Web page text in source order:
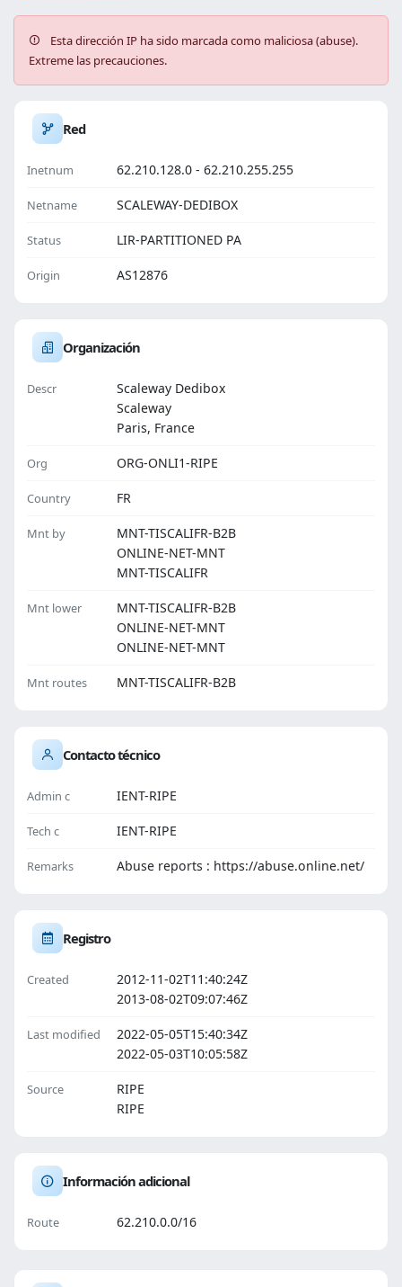
Esta dirección IP ha sido marcada como maliciosa (abuse).
Extreme las precauciones.
Red
Inetnum 62.210.128.0 - 62.210.255.255
Netname SCALEWAY-DEDIBOX
Status LIR-PARTITIONED PA
Origin AS12876
Organización
Descr
Scaleway Dedibox
Scaleway
Paris, France
Org ORG-ONLI1-RIPE
Country FR
Mnt by
MNT-TISCALIFR-B2B
ONLINE-NET-MNT
MNT-TISCALIFR
Mnt lower
MNT-TISCALIFR-B2B
ONLINE-NET-MNT
ONLINE-NET-MNT
Mnt routes MNT-TISCALIFR-B2B
Contacto técnico
Admin c IENT-RIPE
Tech c IENT-RIPE
Remarks Abuse reports : https://abuse.online.net/
Registro
Created
2012-11-02T11:40:24Z
2013-08-02T09:07:46Z
Last modified
2022-05-05T15:40:34Z
2022-05-03T10:05:58Z
Source
RIPE
RIPE
Información adicional
Route 62.210.0.0/16